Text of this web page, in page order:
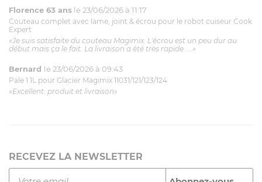
Florence 63 ans le 23/06/2026 à 11:17
Couteau complet avec lame, joint & écrou pour le robot cuiseur Cook
Expert
«Je suis satisfaite du couteau Magimix. L'écrou est un peu dur au
début mais ça le fait. La livraison a été très rapide. ...»
Bernard le 23/06/2026 à 09:43
Pale 1.1L pour Glacier Magimix 11031/121/123/124
«Excellent: produit et livraison»
RECEVEZ LA NEWSLETTER